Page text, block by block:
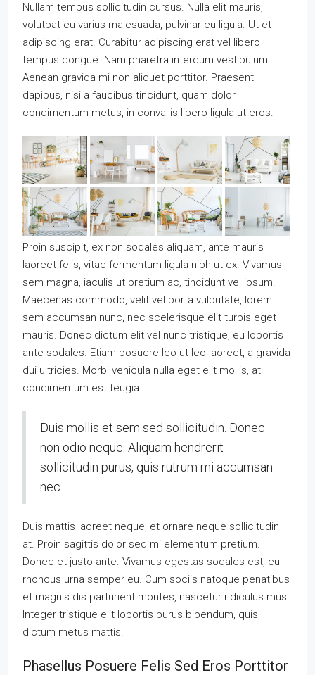
Nullam tempus sollicitudin cursus. Nulla elit mauris,
volutpat eu varius malesuada, pulvinar eu ligula. Ut et
adipiscing erat. Curabitur adipiscing erat vel libero
tempus congue. Nam pharetra interdum vestibulum.
Aenean gravida mi non aliquet porttitor. Praesent
dapibus, nisi a faucibus tincidunt, quam dolor
condimentum metus, in convallis libero ligula ut eros.
Proin suscipit, ex non sodales aliquam, ante mauris
laoreet felis, vitae fermentum ligula nibh ut ex. Vivamus
sem magna, iaculis ut pretium ac, tincidunt vel ipsum.
Maecenas commodo, velit vel porta vulputate, lorem
sem accumsan nunc, nec scelerisque elit turpis eget
mauris. Donec dictum elit vel nunc tristique, eu lobortis
ante sodales. Etiam posuere leo ut leo laoreet, a gravida
dui ultricies. Morbi vehicula nulla eget elit mollis, at
condimentum est feugiat.
Duis mollis et sem sed sollicitudin. Donec
non odio neque. Aliquam hendrerit
sollicitudin purus, quis rutrum mi accumsan
nec.
Duis mattis laoreet neque, et ornare neque sollicitudin
at. Proin sagittis dolor sed mi elementum pretium.
Donec et justo ante. Vivamus egestas sodales est, eu
rhoncus urna semper eu. Cum sociis natoque penatibus
et magnis dis parturient montes, nascetur ridiculus mus.
Integer tristique elit lobortis purus bibendum, quis
dictum metus mattis.
Phasellus Posuere Felis Sed Eros Porttitor